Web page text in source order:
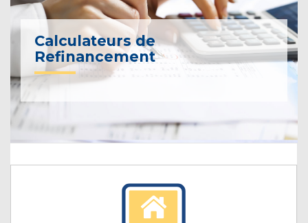
Calculateurs de
Refinancement